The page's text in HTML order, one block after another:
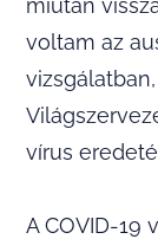
miután
voltam az
vírus
A COVID-19